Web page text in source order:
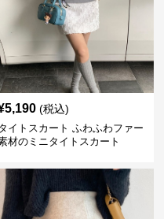
5,190 (税込)
イトスカート ふわふわファー
材のミニタイトスカート